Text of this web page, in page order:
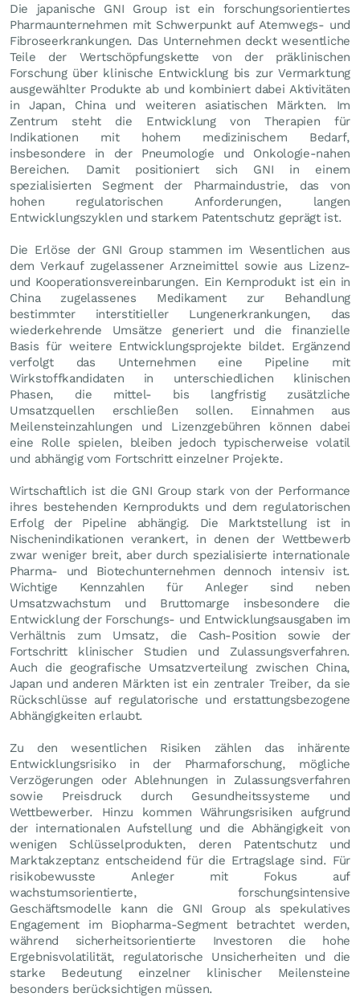
Die japanische GNI Group ist ein forschungsorientiertes
Pharmaunternehmen mit Schwerpunkt auf Atemwegs- und
Fibroseerkrankungen. Das Unternehmen deckt wesentliche
Teile der Wertschöpfungskette von der präklinischen
Forschung über klinische Entwicklung bis zur Vermarktung
ausgewählter Produkte ab und kombiniert dabei Aktivitäten
in Japan, China und weiteren asiatischen Märkten. Im
Zentrum steht die Entwicklung von Therapien für
Indikationen mit hohem medizinischem Bedarf,
insbesondere in der Pneumologie und Onkologie-nahen
Bereichen. Damit positioniert sich GNI in einem
spezialisierten Segment der Pharmaindustrie, das von
hohen regulatorischen Anforderungen, langen
Entwicklungszyklen und starkem Patentschutz geprägt ist.
Die Erlöse der GNI Group stammen im Wesentlichen aus
dem Verkauf zugelassener Arzneimittel sowie aus Lizenz-
und Kooperationsvereinbarungen. Ein Kernprodukt ist ein in
China zugelassenes Medikament zur Behandlung
bestimmter interstitieller Lungenerkrankungen, das
wiederkehrende Umsätze generiert und die finanzielle
Basis für weitere Entwicklungsprojekte bildet. Ergänzend
verfolgt das Unternehmen eine Pipeline mit
Wirkstoffkandidaten in unterschiedlichen klinischen
Phasen, die mittel- bis langfristig zusätzliche
Umsatzquellen erschließen sollen. Einnahmen aus
Meilensteinzahlungen und Lizenzgebühren können dabei
eine Rolle spielen, bleiben jedoch typischerweise volatil
und abhängig vom Fortschritt einzelner Projekte.
Wirtschaftlich ist die GNI Group stark von der Performance
ihres bestehenden Kernprodukts und dem regulatorischen
Erfolg der Pipeline abhängig. Die Marktstellung ist in
Nischenindikationen verankert, in denen der Wettbewerb
zwar weniger breit, aber durch spezialisierte internationale
Pharma- und Biotechunternehmen dennoch intensiv ist.
Wichtige Kennzahlen für Anleger sind neben
Umsatzwachstum und Bruttomarge insbesondere die
Entwicklung der Forschungs- und Entwicklungsausgaben im
Verhältnis zum Umsatz, die Cash-Position sowie der
Fortschritt klinischer Studien und Zulassungsverfahren.
Auch die geografische Umsatzverteilung zwischen China,
Japan und anderen Märkten ist ein zentraler Treiber, da sie
Rückschlüsse auf regulatorische und erstattungsbezogene
Abhängigkeiten erlaubt.
Zu den wesentlichen Risiken zählen das inhärente
Entwicklungsrisiko in der Pharmaforschung, mögliche
Verzögerungen oder Ablehnungen in Zulassungsverfahren
sowie Preisdruck durch Gesundheitssysteme und
Wettbewerber. Hinzu kommen Währungsrisiken aufgrund
der internationalen Aufstellung und die Abhängigkeit von
wenigen Schlüsselprodukten, deren Patentschutz und
Marktakzeptanz entscheidend für die Ertragslage sind. Für
risikobewusste Anleger mit Fokus auf
wachstumsorientierte, forschungsintensive
Geschäftsmodelle kann die GNI Group als spekulatives
Engagement im Biopharma-Segment betrachtet werden,
während sicherheitsorientierte Investoren die hohe
Ergebnisvolatilität, regulatorische Unsicherheiten und die
starke Bedeutung einzelner klinischer Meilensteine
besonders berücksichtigen müssen.